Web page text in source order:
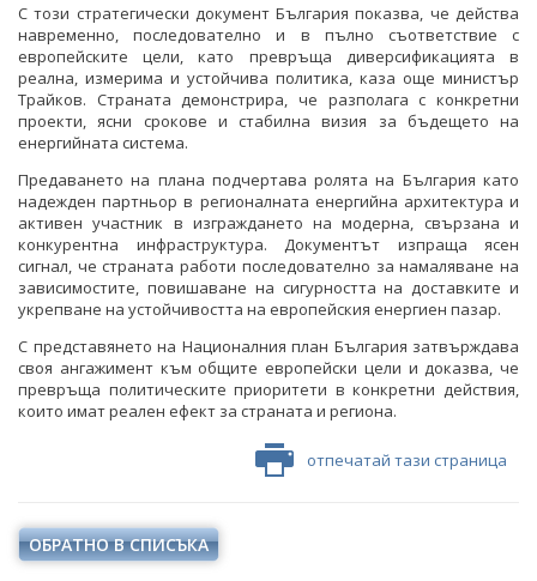
С този стратегически документ България показва, че действа
навременно, последователно и в пълно съответствие с
европейските цели, като превръща диверсификацията в
реална, измерима и устойчива политика, каза още министър
Трайков. Страната демонстрира, че разполага с конкретни
проекти, ясни срокове и стабилна визия за бъдещето на
енергийната система.
Предаването на плана подчертава ролята на България като
надежден партньор в регионалната енергийна архитектура и
активен участник в изграждането на модерна, свързана и
конкурентна инфраструктура. Документът изпраща ясен
сигнал, че страната работи последователно за намаляване на
зависимостите, повишаване на сигурността на доставките и
укрепване на устойчивостта на европейския енергиен пазар.
С представянето на Националния план България затвърждава
своя ангажимент към общите европейски цели и доказва, че
превръща политическите приоритети в конкретни действия,
които имат реален ефект за страната и региона.
отпечатай тази страница
ОБРАТНО В СПИСЪКА